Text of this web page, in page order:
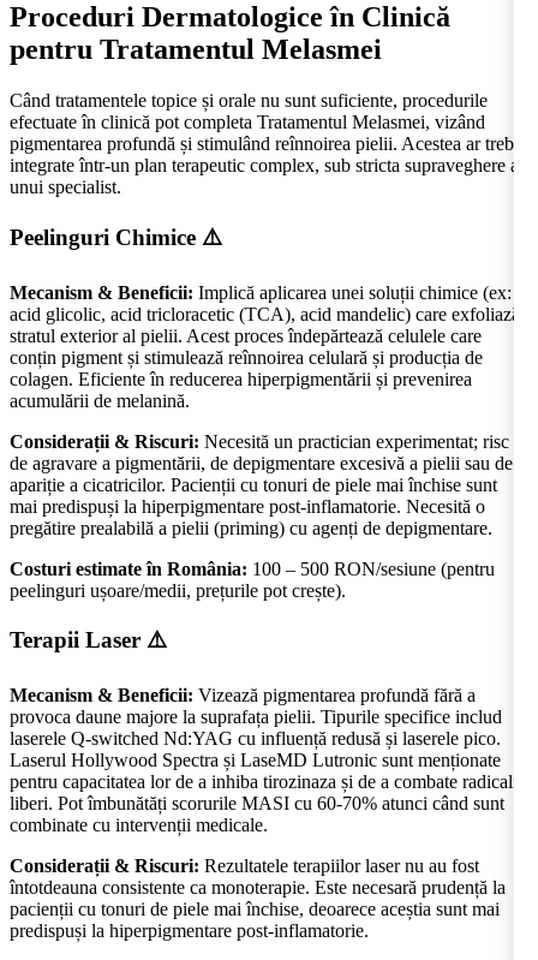
Proceduri Dermatologice în Clinică
pentru Tratamentul Melasmei
Când tratamentele topice și orale nu sunt suficiente, procedurile
efectuate în clinică pot completa Tratamentul Melasmei, vizând
pigmentarea profundă și stimulând reînnoirea pielii. Acestea ar trebui
integrate într-un plan terapeutic complex, sub stricta supraveghere a
unui specialist.
Peelinguri Chimice ⚠️
Mecanism & Beneficii: Implică aplicarea unei soluții chimice (ex:
acid glicolic, acid tricloracetic (TCA), acid mandelic) care exfoliază
stratul exterior al pielii. Acest proces îndepărtează celulele care
conțin pigment și stimulează reînnoirea celulară și producția de
colagen. Eficiente în reducerea hiperpigmentării și prevenirea
acumulării de melanină.
Considerații & Riscuri: Necesită un practician experimentat; risc
de agravare a pigmentării, de depigmentare excesivă a pielii sau de
apariție a cicatricilor. Pacienții cu tonuri de piele mai închise sunt
mai predispuși la hiperpigmentare post-inflamatorie. Necesită o
pregătire prealabilă a pielii (priming) cu agenți de depigmentare.
Costuri estimate în România: 100 – 500 RON/sesiune (pentru
peelinguri ușoare/medii, prețurile pot crește).
Terapii Laser ⚠️
Mecanism & Beneficii: Vizează pigmentarea profundă fără a
provoca daune majore la suprafața pielii. Tipurile specifice includ
laserele Q-switched Nd:YAG cu influență redusă și laserele pico.
Laserul Hollywood Spectra și LaseMD Lutronic sunt menționate
pentru capacitatea lor de a inhiba tirozinaza și de a combate radicalii
liberi. Pot îmbunătăți scorurile MASI cu 60-70% atunci când sunt
combinate cu intervenții medicale.
Considerații & Riscuri: Rezultatele terapiilor laser nu au fost
întotdeauna consistente ca monoterapie. Este necesară prudență la
pacienții cu tonuri de piele mai închise, deoarece aceștia sunt mai
predispuși la hiperpigmentare post-inflamatorie.